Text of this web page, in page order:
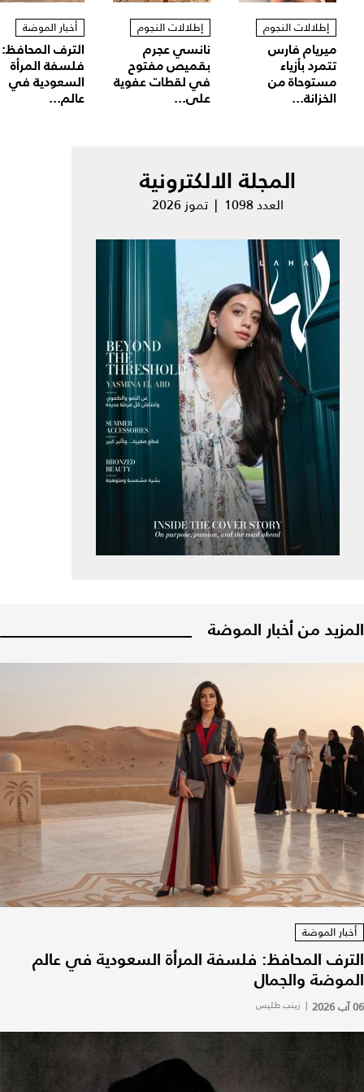
إطلالات النجوم
ميريام فارس
تتمرد بأزياء
مستوحاة من
الخزانة...
إطلالات النجوم
نانسي عجرم
بقميص مفتوح
في لقطات عفوية
على...
أخبار الموضة
الترف المحافظ:
فلسفة المرأة
السعودية في
عالم...
المجلة الالكترونية
العدد 1098 | تموز 2026
المزيد من أخبار الموضة
أخبار الموضة
الترف المحافظ: فلسفة المرأة السعودية في عالم
الموضة والجمال
06 آب 2026 | زينب طليس